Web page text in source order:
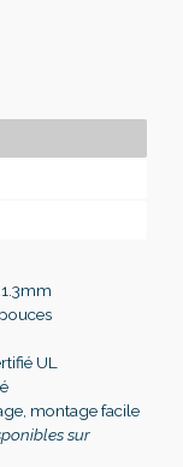
UL
montage facile
sur